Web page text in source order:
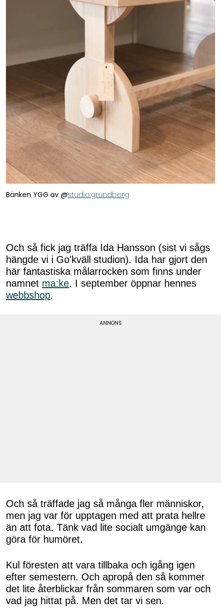
Bänken YGG av @studio.grundberg
Och så fick jag träffa Ida Hansson (sist vi sågs
hängde vi i Go'kväll studion). Ida har gjort den
här fantastiska målarrocken som finns under
namnet ma:ke. I september öppnar hennes
webbshop.
Och så träffade jag så många fler människor,
men jag var för upptagen med att prata hellre
än att fota. Tänk vad lite socialt umgänge kan
göra för humöret.
Kul föresten att vara tillbaka och igång igen
efter semestern. Och apropå den så kommer
det lite återblickar från sommaren som var och
vad jag hittat på. Men det tar vi sen.